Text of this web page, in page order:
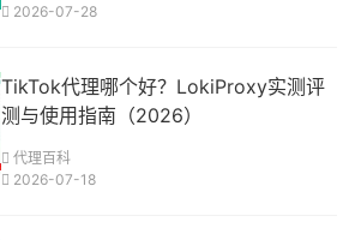
2026-07-28
TikTok代理哪个好？LokiProxy实测评
测与使用指南（2026）
代理百科
2026-07-18